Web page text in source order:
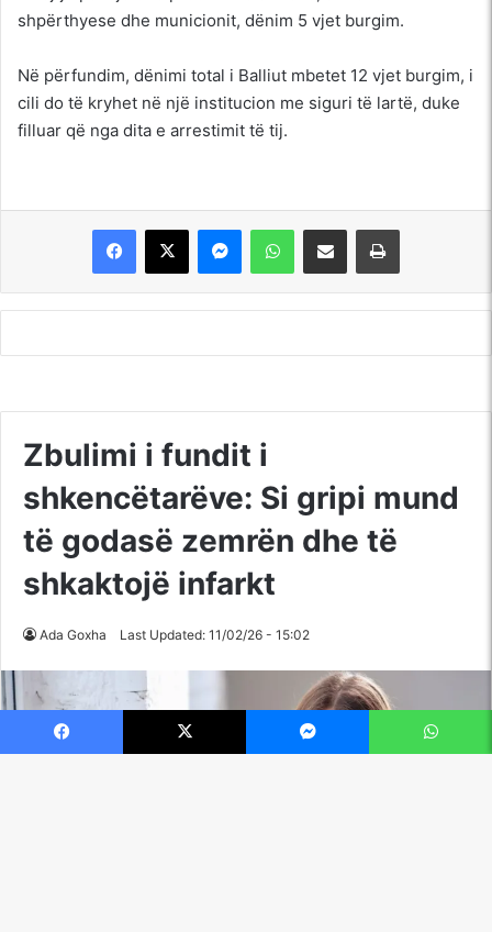
shpërthyese dhe municionit, dënim 5 vjet burgim.
Në përfundim, dënimi total i Balliut mbetet 12 vjet burgim, i
cili do të kryhet në një institucion me siguri të lartë, duke
filluar që nga dita e arrestimit të tij.
Facebook X Messenger WhatsApp